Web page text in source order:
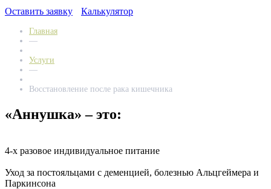
Оставить заявку Калькулятор
Главная
—
Услуги
—
Восстановление после рака кишечника
«Аннушка» – это:
4-х разовое индивидуальное питание
Уход за постояльцами с деменцией, болезнью Альцгеймерa и
Паркинсона